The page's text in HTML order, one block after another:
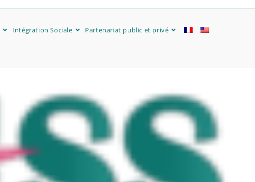
Intégration Sociale Partenariat public et privé​